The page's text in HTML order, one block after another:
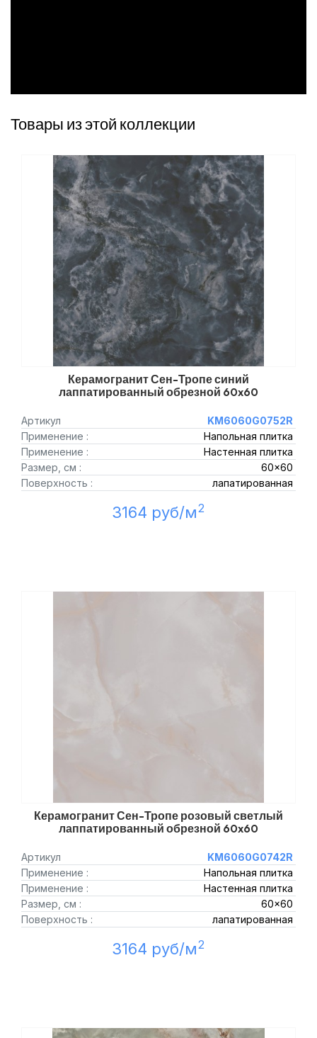
Товары из этой коллекции
Керамогранит Сен-Тропе синий
лаппатированный обрезной 60x60
Артикул
KM6060G0752R
Применение :
Напольная плитка
Применение :
Настенная плитка
Размер, см :
60x60
Поверхность :
лапатированная
3164 руб/м2
Керамогранит Сен-Тропе розовый светлый
лаппатированный обрезной 60x60
Артикул
KM6060G0742R
Применение :
Напольная плитка
Применение :
Настенная плитка
Размер, см :
60x60
Поверхность :
лапатированная
3164 руб/м2